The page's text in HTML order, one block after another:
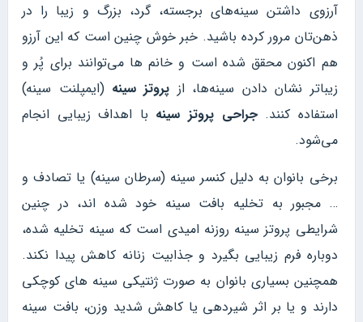
آرزوی داشتن سینه‌های برجسته، گرد، بزرگ و زیبا را در
ذهن‌تان مرور کرده باشید. خبر خوش چنین است که این آرزو
هم اکنون محقق شده است و خانم ها می‌توانند برای پُر و
زیباتر نشان دادن سینه‌ها، از پروتز سینه (ایمپلنت سینه)
استفاده کنند.جراحی پروتز سینه با اهداف زیبایی انجام
می‌شود.
برخی بانوان به دلیل کنسر سینه (سرطان سینه) یا تصادف و
… مجبور به تخلیه بافت سینه خود شده اند، در چنین
شرایطی پروتز سینه روزنه امیدی است که سینه تخلیه شده،
دوباره فرم زیبایی بگیرد و جذابیت زنانه کاهش پیدا نکند.
همچنین بسیاری بانوان به صورت ژنتیکی سینه های کوچکی
دارند و یا بر اثر شیردهی یا کاهش شدید وزن، بافت سینه